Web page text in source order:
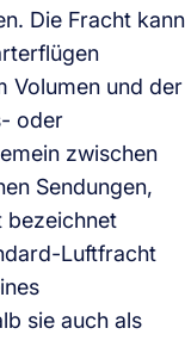
Die Fracht kann
Volumen und der
oder
zwischen
Sendungen,
bezeichnet
Luftfracht
sie auch als